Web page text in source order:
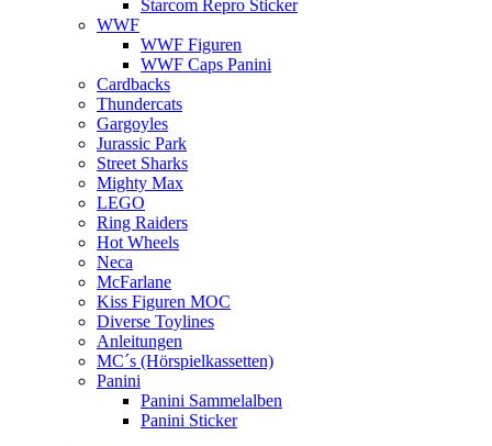
Starcom Repro Sticker
WWF
WWF Figuren
WWF Caps Panini
Cardbacks
Thundercats
Gargoyles
Jurassic Park
Street Sharks
Mighty Max
LEGO
Ring Raiders
Hot Wheels
Neca
McFarlane
Kiss Figuren MOC
Diverse Toylines
Anleitungen
MC´s (Hörspielkassetten)
Panini
Panini Sammelalben
Panini Sticker